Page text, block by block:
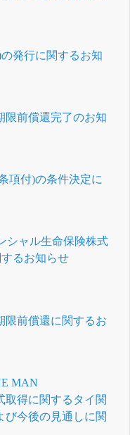
発行に関するお知
限前償還完了のお知
項付)の条件決定に
シャル生命保険株式
るお知らせ
限前償還に関するお
MAN
取得に関するタイ関
び今後の見通しに関